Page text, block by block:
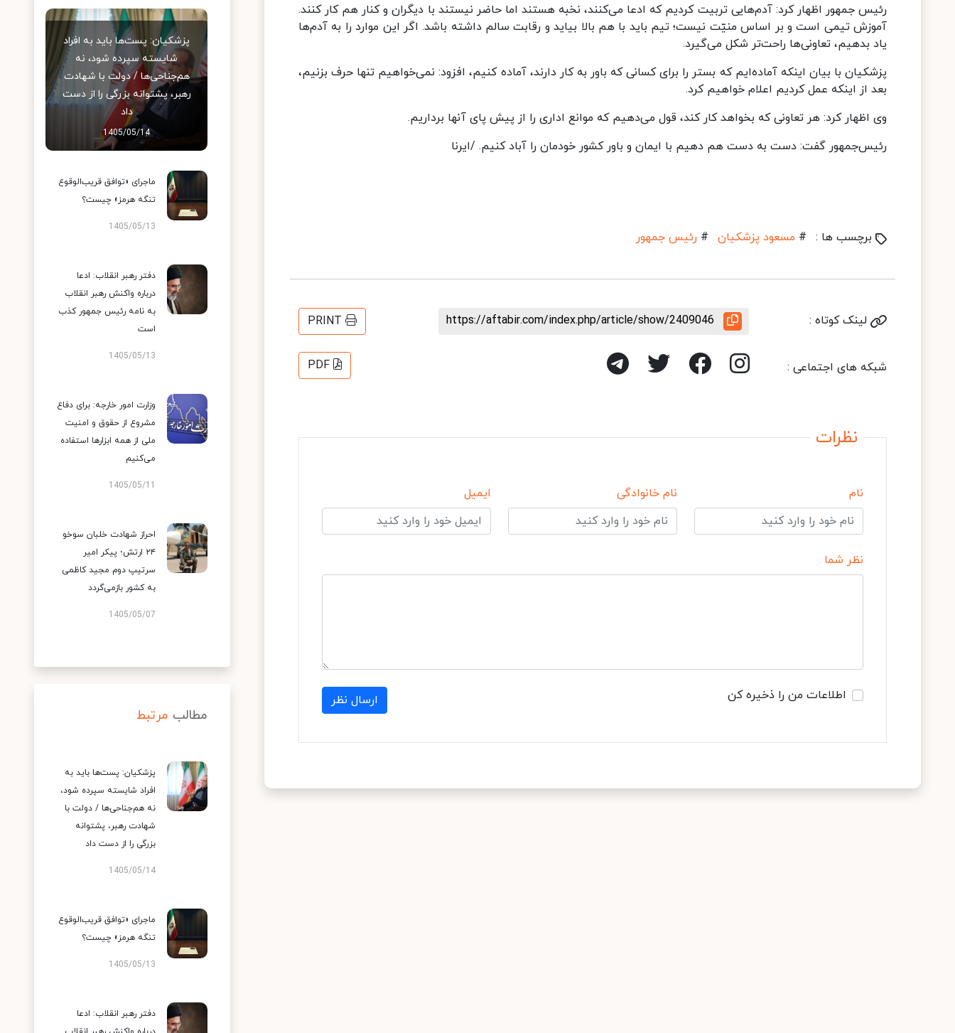
رئیس جمهور اظهار کرد: آدم‌هایی تربیت کردیم که ادعا می‌کنند، نخبه هستند اما حاضر نیستند با دیگران و کنار هم کار کنند.
آموزش تیمی است و بر اساس منیّت نیست؛ تیم باید با هم بالا بیاید و رقابت سالم داشته باشد. اگر این موارد را به آدم‌ها
یاد بدهیم، تعاونی‌ها راحت‌تر شکل می‌گیرد.
پزشکیان با بیان اینکه آماده‌ایم که بستر را برای کسانی که باور به کار دارند، آماده کنیم، افزود: نمی‌خواهیم تنها حرف بزنیم،
بعد از اینکه عمل کردیم اعلام خواهیم کرد.
وی اظهار کرد: هر تعاونی که بخواهد کار کند، قول می‌دهیم که موانع اداری را از پیش پای آنها برداریم.
رئیس‌جمهور گفت: دست به دست هم دهیم با ایمان و باور کشور خودمان را آباد کنیم. /ایرنا
برچسب ها : # مسعود پزشکیان # رئیس جمهور
لینک کوتاه : https://aftabir.com/index.php/article/show/2409046
PRINT
شبکه های اجتماعی : PDF
نظرات
نام نام خانوادگی ایمیل
نظر شما
اطلاعات من را ذخیره کن ارسال نظر
پزشکیان: پست‌ها باید به افراد
شایسته سپرده شود، نه
هم‌جناحی‌ها / دولت با شهادت
رهبر، پشتوانه بزرگی را از دست
داد
1405/05/14
ماجرای «توافق قریب‌الوقوع
تنگه هرمز» چیست؟
1405/05/13
دفتر رهبر انقلاب: ادعا
درباره واکنش رهبر انقلاب
به نامه رئیس جمهور کذب
است
1405/05/13
وزارت امور خارجه: برای دفاع
مشروع از حقوق و امنیت
ملی از همه ابزارها استفاده
می‌کنیم
1405/05/11
احراز شهادت خلبان سوخو
۲۴ ارتش؛ پیکر امیر
سرتیپ دوم مجید کاظمی
به کشور بازمی‌گردد
1405/05/07
مطالب مرتبط
پزشکیان: پست‌ها باید به
افراد شایسته سپرده شود،
نه هم‌جناحی‌ها / دولت با
شهادت رهبر، پشتوانه
بزرگی را از دست داد
1405/05/14
ماجرای «توافق قریب‌الوقوع
تنگه هرمز» چیست؟
1405/05/13
دفتر رهبر انقلاب: ادعا